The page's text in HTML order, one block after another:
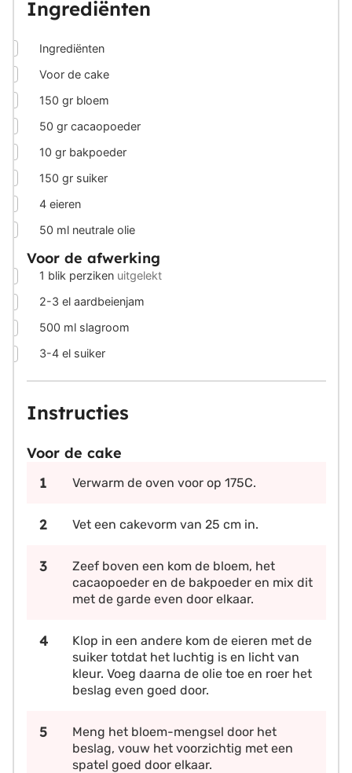
Ingrediënten
Ingrediënten
Voor de cake
150 gr bloem
50 gr cacaopoeder
10 gr bakpoeder
150 gr suiker
4 eieren
50 ml neutrale olie
Voor de afwerking
1 blik perziken uitgelekt
2-3 el aardbeienjam
500 ml slagroom
3-4 el suiker
Instructies
Voor de cake
Verwarm de oven voor op 175C.
Vet een cakevorm van 25 cm in.
Zeef boven een kom de bloem, het
cacaopoeder en de bakpoeder en mix dit
met de garde even door elkaar.
Klop in een andere kom de eieren met de
suiker totdat het luchtig is en licht van
kleur. Voeg daarna de olie toe en roer het
beslag even goed door.
Meng het bloem-mengsel door het
beslag, vouw het voorzichtig met een
spatel goed door elkaar.